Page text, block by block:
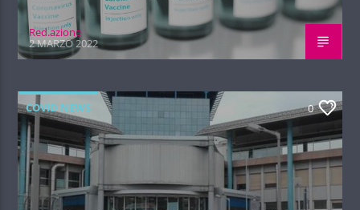
Red.azione
2 MARZO 2022
COVID NEWS 0